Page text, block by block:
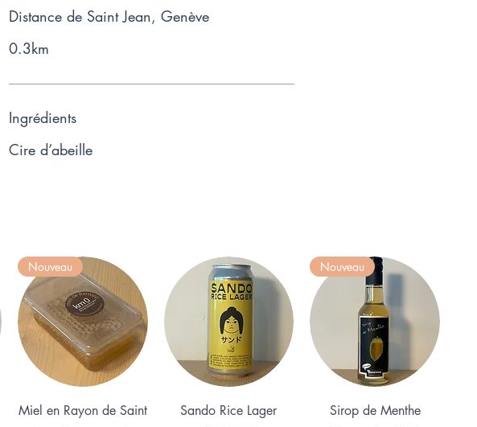
Distance de Saint Jean, Genève
0.3km
Ingrédients
Cire d’abeille
Quick View
Nouveau
Miel en Rayon de Saint
Quick View
Sando Rice Lager
Quick View
Nouveau
Sirop de Menthe